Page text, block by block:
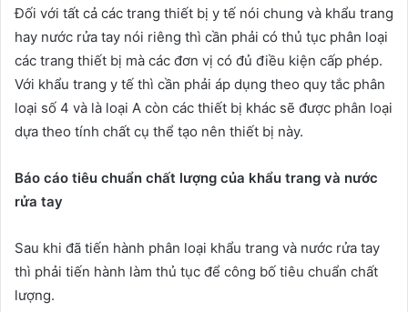
Đối với tất cả các trang thiết bị y tế nói chung và khẩu trang
hay nước rửa tay nói riêng thì cần phải có thủ tục phân loại
các trang thiết bị mà các đơn vị có đủ điều kiện cấp phép.
Với khẩu trang y tế thì cần phải áp dụng theo quy tắc phân
loại số 4 và là loại A còn các thiết bị khác sẽ được phân loại
dựa theo tính chất cụ thể tạo nên thiết bị này.
Báo cáo tiêu chuẩn chất lượng của khẩu trang và nước
rửa tay
Sau khi đã tiến hành phân loại khẩu trang và nước rửa tay
thì phải tiến hành làm thủ tục để công bố tiêu chuẩn chất
lượng.